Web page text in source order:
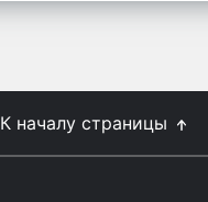
К началу страницы